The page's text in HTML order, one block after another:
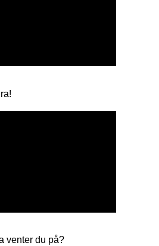
venter du på?